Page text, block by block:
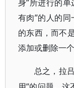
身”所进行的
有肉”的人的
的东西，而不
添加或删除一个
总之，拉